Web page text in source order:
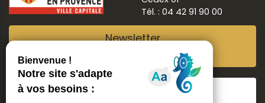
Tél. : 04 42 91 90 00
Newsletter
Suivre Aix ma ville